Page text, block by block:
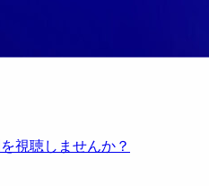
視聴しませんか？